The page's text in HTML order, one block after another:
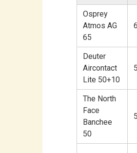
Osprey
Atmos AG
65
Deuter
Aircontact
Lite 50+10
The North
Face
Banchee
50